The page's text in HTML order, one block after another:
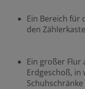
Ein Bereich für
den
Ein großer Flur
Erdgeschoß, in